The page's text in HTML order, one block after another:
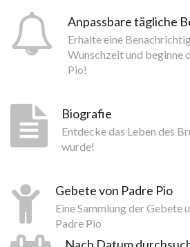
Anpassbare tägliche
Erhalte eine
Wunschzeit und beginne
Pio!
Biografie
Entdecke das Leben des
wurde!
Gebete von Padre Pio
Eine Sammlung der Gebete
Padre Pio
Nach Datum